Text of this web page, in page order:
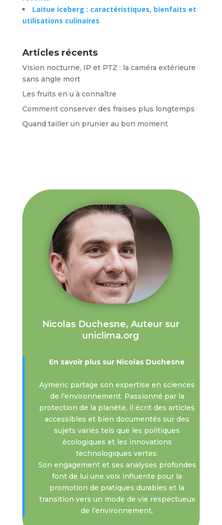
Laitue iceberg : caractéristiques, bienfaits et
utilisations culinaires
Articles récents
Vision nocturne, IP et PTZ : la caméra extérieure
sans angle mort
Les fruits en u à connaître
Comment conserver des fraises plus longtemps
Quand tailler un prunier au bon moment
Nicolas Duchesne, Auteur sur
uniclima.org
En savoir plus sur Nicolas Duchesne
Aymeric partage son expertise en sciences
de l’environnement. Passionné par la
protection de la planète, il écrit des articles
accessibles et bien documentés sur des
sujets variés tels que les politiques
écologiques et les innovations
technologiques vertes.
Son engagement et ses analyses profondes
font de lui une voix influente pour la
promotion de pratiques durables et la
transition vers un mode de vie respectueux
de l’environnement.